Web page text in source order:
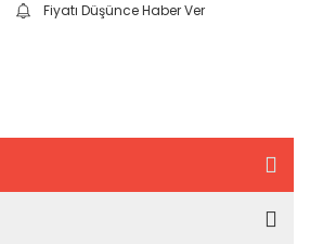
Fiyatı Düşünce Haber Ver